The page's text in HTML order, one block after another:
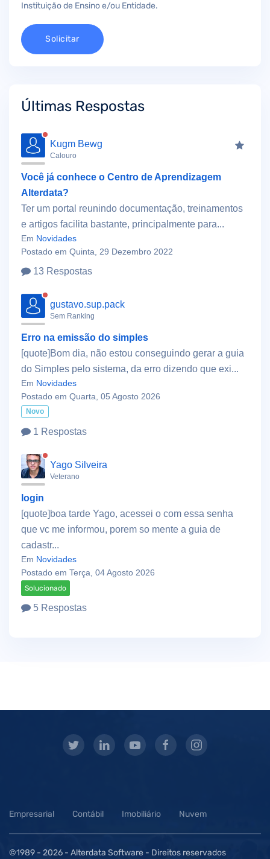
Instituição de Ensino e/ou Entidade.
Solicitar
Últimas Respostas
Kugm Bewg
Calouro
Você já conhece o Centro de Aprendizagem
Alterdata?
Ter um portal reunindo documentação, treinamentos
e artigos facilita bastante, principalmente para...
Em Novidades
Postado em Quinta, 29 Dezembro 2022
13 Respostas
gustavo.sup.pack
Sem Ranking
Erro na emissão do simples
[quote]Bom dia, não estou conseguindo gerar a guia
do Simples pelo sistema, da erro dizendo que exi...
Em Novidades
Postado em Quarta, 05 Agosto 2026
Novo
1 Respostas
Yago Silveira
Veterano
login
[quote]boa tarde Yago, acessei o com essa senha
que vc me informou, porem so mente a guia de
cadastr...
Em Novidades
Postado em Terça, 04 Agosto 2026
Solucionado
5 Respostas
Empresarial Contábil Imobiliário Nuvem
©1989 - 2026 - Alterdata Software - Direitos reservados